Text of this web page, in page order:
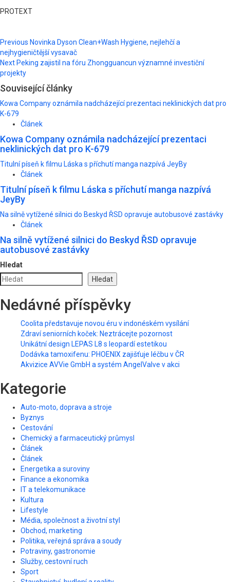
PROTEXT
Post
navigation
Previous Novinka Dyson Clean+Wash Hygiene, nejlehčí a
nejhygieničtější vysavač
Next Peking zajistil na fóru Zhongguancun významné investiční
projekty
Související články
Kowa Company oznámila nadcházející prezentaci neklinických dat pro
K-679
Článek
Kowa Company oznámila nadcházející prezentaci
neklinických dat pro K-679
Titulní píseň k filmu Láska s příchutí manga nazpívá JeyBy
Článek
Titulní píseň k filmu Láska s příchutí manga nazpívá
JeyBy
Na silně vytížené silnici do Beskyd ŘSD opravuje autobusové zastávky
Článek
Na silně vytížené silnici do Beskyd ŘSD opravuje
autobusové zastávky
Hledat
Hledat
Nedávné příspěvky
Coolita představuje novou éru v indonéském vysílání
Zdraví seniorních koček: Neztrácejte pozornost
Unikátní design LEPAS L8 s leopardí estetikou
Dodávka tamoxifenu: PHOENIX zajišťuje léčbu v ČR
Akvizice AVVie GmbH a systém AngelValve v akci
Kategorie
Auto-moto, doprava a stroje
Byznys
Cestování
Chemický a farmaceutický průmysl
Článek
Článek
Energetika a suroviny
Finance a ekonomika
IT a telekomunikace
Kultura
Lifestyle
Média, společnost a životní styl
Obchod, marketing
Politika, veřejná správa a soudy
Potraviny, gastronomie
Služby, cestovní ruch
Sport